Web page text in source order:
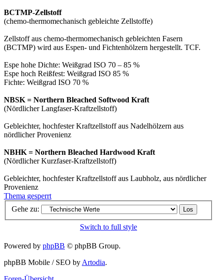
BCTMP-Zellstoff
(chemo-thermomechanisch gebleichte Zellstoffe)
Zellstoff aus chemo-thermomechanisch gebleichten Fasern
(BCTMP) wird aus Espen- und Fichtenhölzern hergestellt. TCF.
Espe hohe Dichte: Weißgrad ISO 70 – 85 %
Espe hoch Reißfest: Weißgrad ISO 85 %
Fichte: Weißgrad ISO 70 %
NBSK = Northern Bleached Softwood Kraft
(Nördlicher Langfaser-Kraftzellstoff)
Gebleichter, hochfester Kraftzellstoff aus Nadelhölzern aus
nördlicher Provenienz
NBHK = Northern Bleached Hardwood Kraft
(Nördlicher Kurzfaser-Kraftzellstoff)
Gebleichter, hochfester Kraftzellstoff aus Laubholz, aus nördlicher
Provenienz
Thema gesperrt
Gehe zu:
Switch to full style
Powered by phpBB © phpBB Group.
phpBB Mobile / SEO by Artodia.